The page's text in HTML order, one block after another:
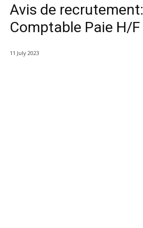
Avis de recrutement:
Comptable Paie H/F
11 July 2023